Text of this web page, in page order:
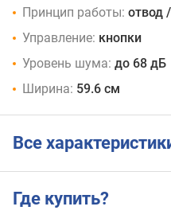
Принцип работы: отвод
Управление: кнопки
Уровень шума: до 68 дБ
Ширина: 59.6 см
Все
Где купить?